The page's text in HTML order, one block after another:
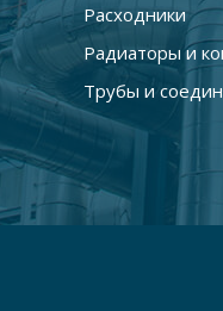
Расходники
Радиаторы и
Трубы и